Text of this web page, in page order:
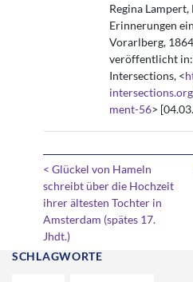
Regina
Erinnerungen
Vorarlberg,
veröffentlicht
Intersections, <
ment-56>
< Glückel von Hameln
schreibt über die Hochzeit
ihrer ältesten Tochter in
Amsterdam (spätes 17.
Jhdt.)
SCHLAGWORTE